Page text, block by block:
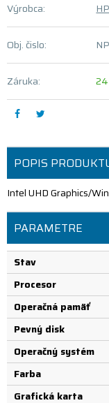
Výrobca: HP
Obj. čislo:
Záruka:
POPIS
Intel UHD Graphics/
PARAMETRE
Stav
Procesor
Operačná pamäť
Pevný disk
Operačný systém
Farba
Grafická karta